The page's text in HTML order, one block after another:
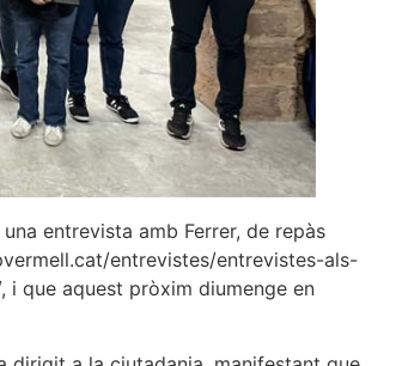
entrevista amb Ferrer, de repàs
entrevistes/entrevistes-als-
que aquest pròxim diumenge en